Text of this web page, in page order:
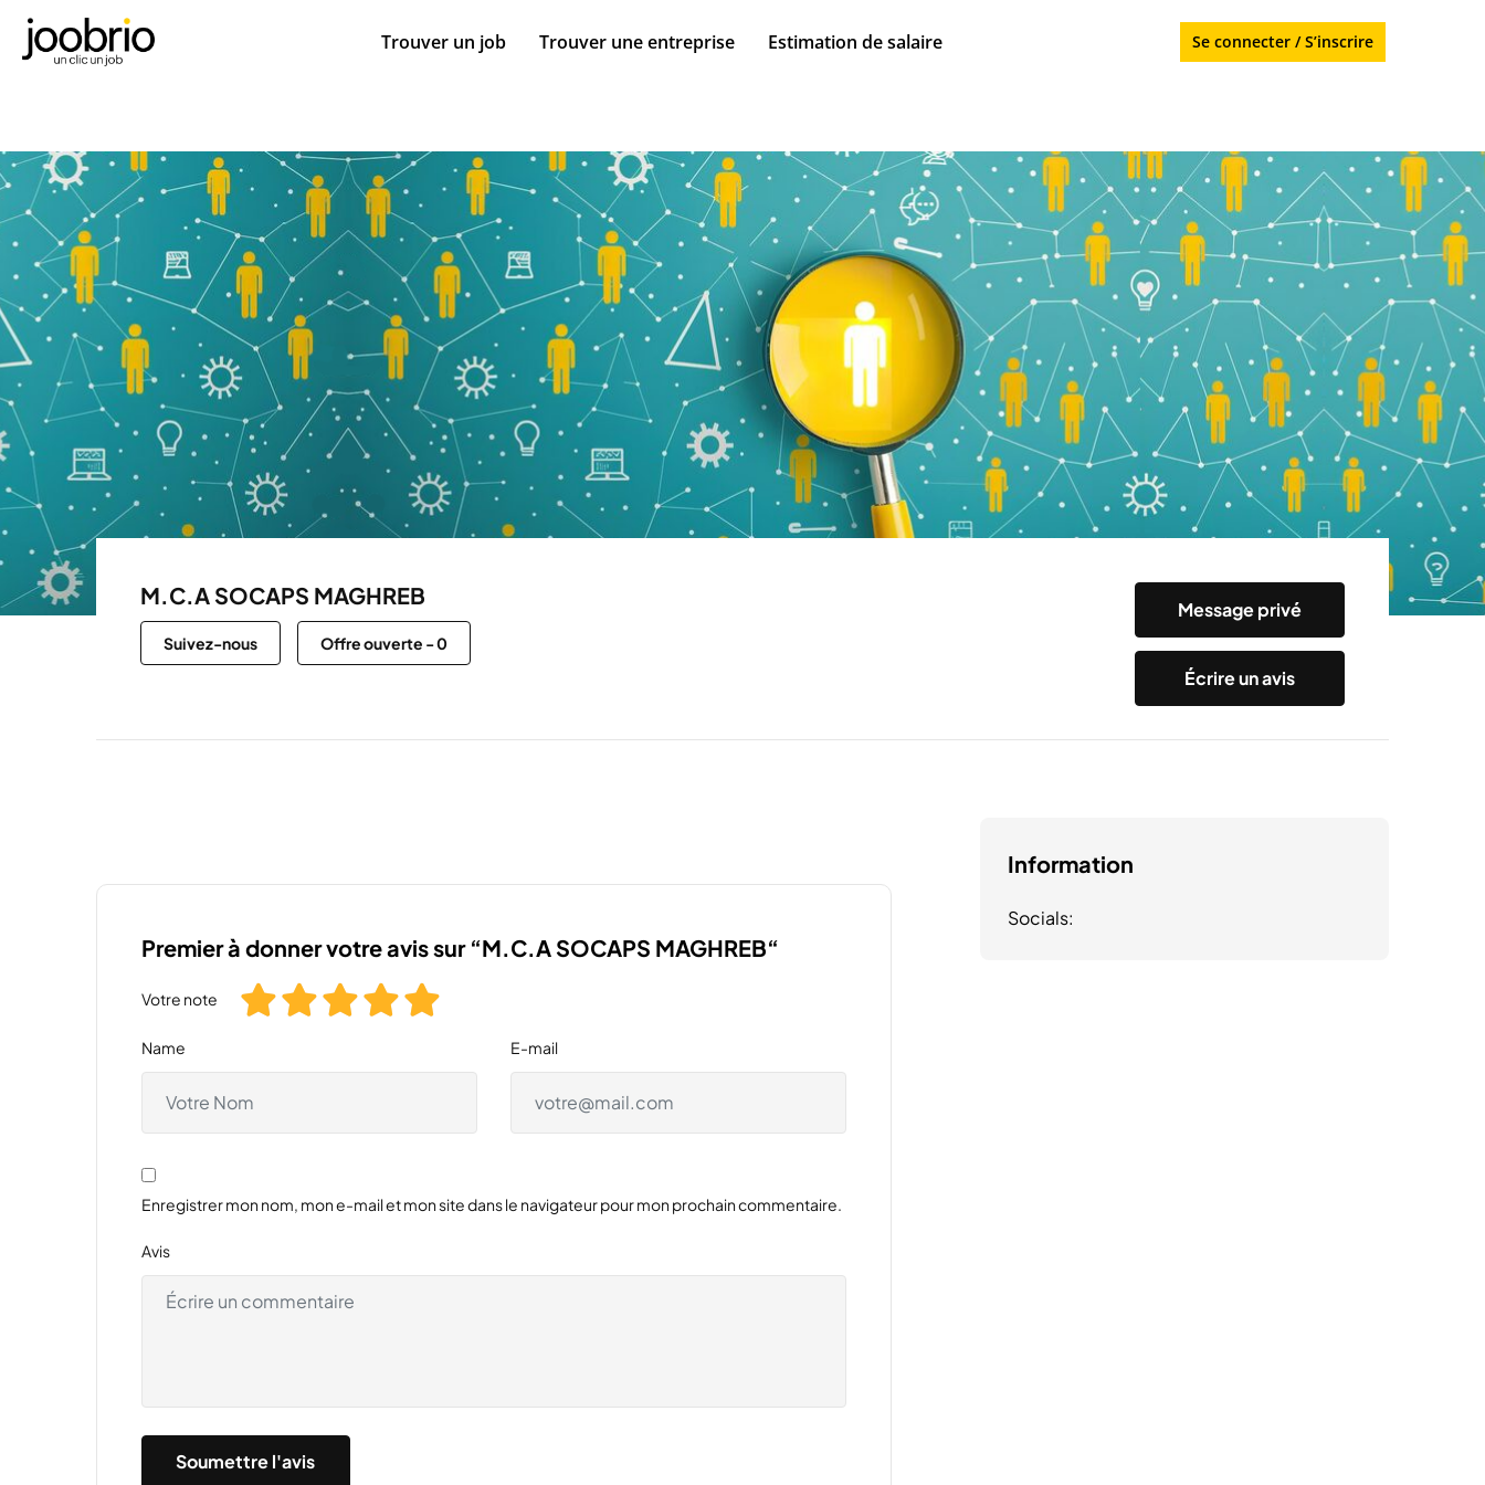
Trouver un job Trouver une entreprise Estimation de salaire Se connecter / S’inscrire
M.C.A SOCAPS MAGHREB
Suivez-nous Offre ouverte -0
Message privé
Écrire un avis
Premier à donner votre avis sur “M.C.A SOCAPS MAGHREB“
Votre note
Name E-mail
Enregistrer mon nom, mon e-mail et mon site dans le navigateur pour mon prochain commentaire.
Avis
Information
Socials: